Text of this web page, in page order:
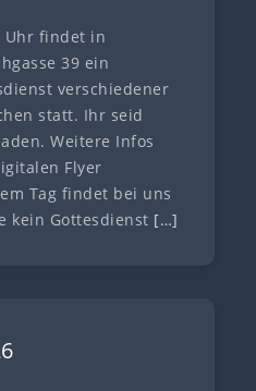
Uhr findet in
39 ein
verschiedener
statt. Ihr seid
Weitere Infos
Flyer
Tag findet bei uns
kein Gottesdienst […]